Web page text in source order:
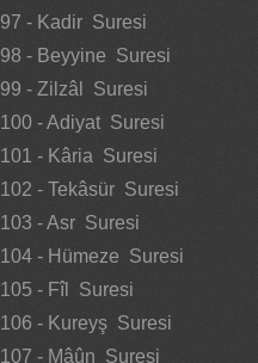
97 - Kadir Suresi
98 - Beyyine Suresi
99 - Zilzâl Suresi
100 - Adiyat Suresi
101 - Kâria Suresi
102 - Tekâsür Suresi
103 - Asr Suresi
104 - Hümeze Suresi
105 - Fîl Suresi
106 - Kureyş Suresi
107 - Mâûn Suresi